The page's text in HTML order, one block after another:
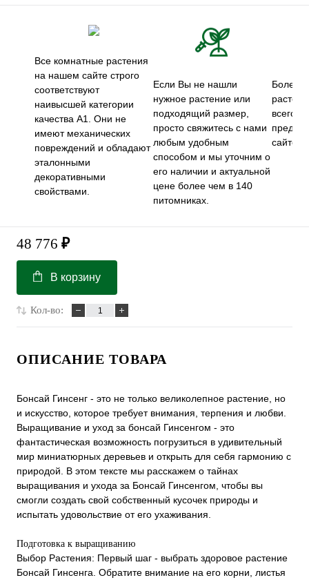
Все комнатные растения
на нашем сайте строго
соответствуют
наивысшей категории
качества А1. Они не
имеют механических
повреждений и обладают
эталонными
декоративными
свойствами.
Если Вы не нашли
нужное растение или
подходящий размер,
просто свяжитесь с нами
любым удобным
способом и мы уточним о
его наличии и актуальной
цене более чем в 140
питомниках.
Более
всего
сайте.
48 776 ₽
В корзину
Кол-во:
ОПИСАНИЕ ТОВАРА
Бонсай Гинсенг - это не только великолепное растение, но
и искусство, которое требует внимания, терпения и любви.
Выращивание и уход за бонсай Гинсенгом - это
фантастическая возможность погрузиться в удивительный
мир миниатюрных деревьев и открыть для себя гармонию с
природой. В этом тексте мы расскажем о тайнах
выращивания и ухода за Бонсай Гинсенгом, чтобы вы
смогли создать свой собственный кусочек природы и
испытать удовольствие от его ухаживания.
Подготовка к выращиванию
Выбор Растения: Первый шаг - выбрать здоровое растение
Бонсай Гинсенга. Обратите внимание на его корни, листья